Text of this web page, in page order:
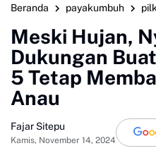
Beranda payakumbuh
Meski Hujan,
Dukungan
5 Tetap
Anau
Fajar Sitepu
Kamis, November 14, 2024